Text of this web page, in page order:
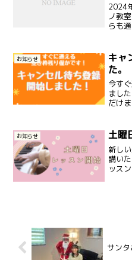
2024
ノ教
らも
お知らせ
キャ
た。
今す
まし
だけ
たし
お知らせ 土曜
新し
講い
ッス
サン